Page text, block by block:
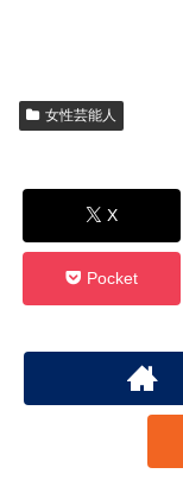
女性芸能人
X
Pocket